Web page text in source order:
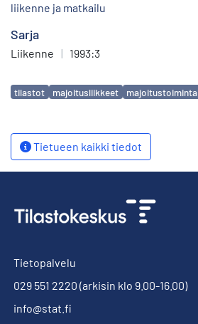
liikenne ja matkailu
Sarja
Liikenne | 1993:3
Avainsanat
tilastot majoitusliikkeet majoitustoiminta
Tietueen kaikki tiedot
Tietopalvelu
029 551 2220 (arkisin klo 9.00-16.00)
info@stat.fi